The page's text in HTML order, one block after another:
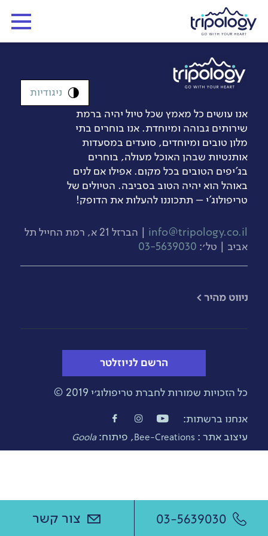
אנו עושים כל מאמץ שכל טיול יהיה ברמת
שירותים גבוהה ומיוחדת. אנו בוחרים בתי
מלון טובים ומיוחדים, סועדים במסעדות
אותנטיות שבהן האוכל מעולה, בוחרים
בג’יפים הטובים בכל מקום. אפילו אם לנים
באוהל הוא יהיה הטוב בסביבה. הטיולים של
טריפולוג'י – תתכוננו להעלות את הדופק!
info@tripology.co.il
| הברזל 21 א, רמת החייל תל
אביב | טל׳: 03-5639030
ניגודיות
​ניווט מהיר >
הרשם לניוזלטר
כל הזכויות שמורות לחברת טריפולוג׳י 2019 ©
עיצוב אתר : Bee-Creations, פיתוח:Goola
אנחנו ברשתות:
03-5639030 צור קשר